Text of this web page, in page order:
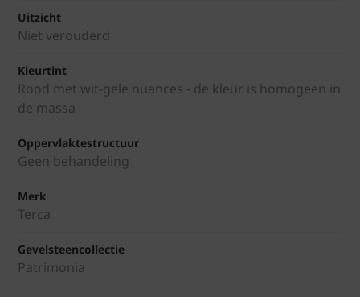
Uitzicht
Niet verouderd
Kleurtint
Rood met wit-gele nuances - de kleur is homogeen in
de massa
Oppervlaktestructuur
Geen behandeling
Merk
Terca
Gevelsteencollectie
Patrimonia